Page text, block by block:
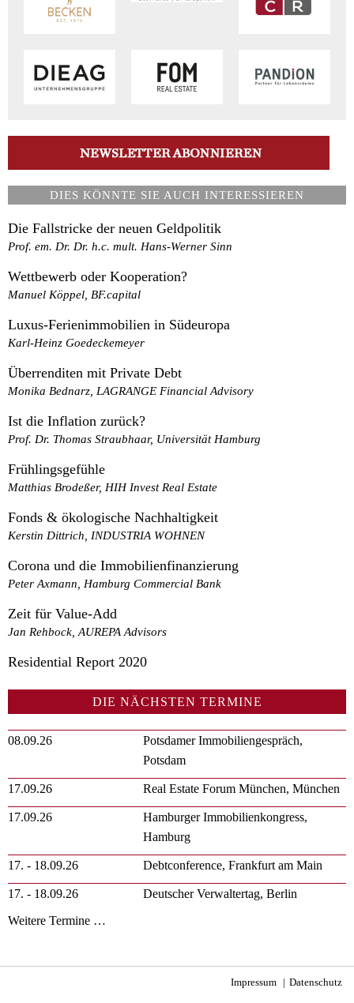
DIES KÖNNTE SIE AUCH INTERESSIEREN
Die Fallstricke der neuen Geldpolitik
Prof. em. Dr. Dr. h.c. mult. Hans-Werner Sinn
Wettbewerb oder Kooperation?
Manuel Köppel, BF.capital
Luxus-Ferienimmobilien in Südeuropa
Karl-Heinz Goedeckemeyer
Überrenditen mit Private Debt
Monika Bednarz, LAGRANGE Financial Advisory
Ist die Inflation zurück?
Prof. Dr. Thomas Straubhaar, Universität Hamburg
Frühlingsgefühle
Matthias Brodeßer, HIH Invest Real Estate
Fonds & ökologische Nachhaltigkeit
Kerstin Dittrich, INDUSTRIA WOHNEN
Corona und die Immobilienfinanzierung
Peter Axmann, Hamburg Commercial Bank
Zeit für Value-Add
Jan Rehbock, AUREPA Advisors
Residential Report 2020
DIE NÄCHSTEN TERMINE
08.09.26
Potsdamer Immobiliengespräch,
Potsdam
17.09.26 Real Estate Forum München, München
17.09.26
Hamburger Immobilienkongress,
Hamburg
17. - 18.09.26 Debtconference, Frankfurt am Main
17. - 18.09.26
Deutscher Verwaltertag, Berlin
Weitere Termine …
Impressum Datenschutz